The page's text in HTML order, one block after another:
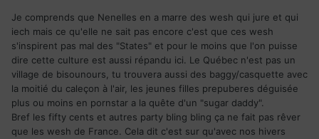
Je comprends que Nenelles en a marre des wesh qui jure et qui
iech mais ce qu'elle ne sait pas encore c'est que ces wesh
s'inspirent pas mal des "States" et pour le moins que l'on puisse
dire cette culture est aussi répandu ici. Le Québec n'est pas un
village de bisounours, tu trouvera aussi des baggy/casquette avec
la moitié du caleçon à l'air, les jeunes filles prepuberes déguisée
plus ou moins en pornstar a la quête d'un "sugar daddy".
Bref les fifty cents et autres party bling bling ça ne fait pas rêver
que les wesh de France. Cela dit c'est sur qu'avec nos hivers